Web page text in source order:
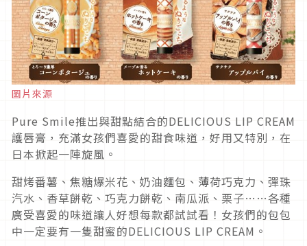
圖片來源
Pure Smile推出與甜點結合的DELICIOUS LIP CREAM
護唇膏，充滿女孩們喜愛的甜食味道，好用又特別，在
日本掀起一陣旋風。
甜烤番薯、焦糖爆米花、奶油麵包、薄荷巧克力、彈珠
汽水、香草餅乾、巧克力餅乾、南瓜派、栗子……各種
廣受喜愛的味道讓人好想每款都試試看！女孩們的包包
中一定要有一隻甜蜜的DELICIOUS LIP CREAM。